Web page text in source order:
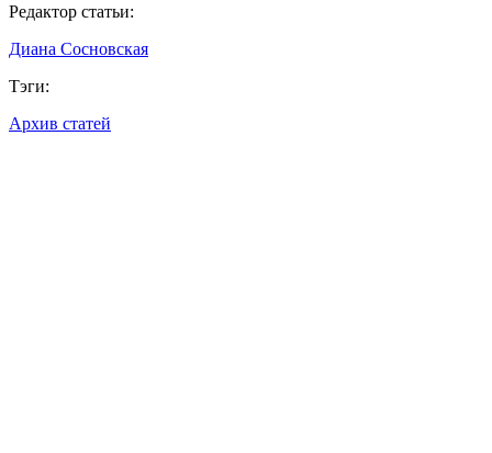
Редактор статьи:
Диана Сосновская
Тэги:
Архив статей